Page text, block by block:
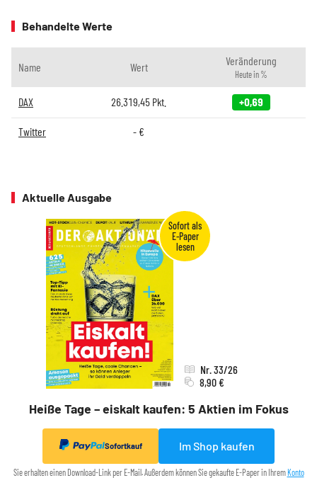
Behandelte Werte
Name Wert Veränderung
Heute in %
DAX 26.319,45 Pkt. +0,69
Twitter - €
Aktuelle Ausgabe
Heiße Tage – eiskalt kaufen: 5 Aktien im Fokus
Nr. 33/26
8,90 €
Sofortkauf Im Shop kaufen
Sie erhalten einen Download-Link per E-Mail. Außerdem können Sie gekaufte E-Paper in IhremKonto